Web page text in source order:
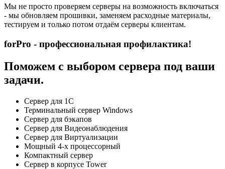
Мы не просто проверяем серверы на возможность включаться
- мы обновляем прошивки, заменяем расходные материалы,
тестируем и только потом отдаём серверы клиентам.
forPro - профессиональная профилактика!
Поможем с выбором сервера под ваши
задачи.
Сервер для 1С
Терминальный сервер Windows
Сервер для бэкапов
Сервер для Видеонаблюдения
Сервер для Виртуализации
Мощный 4-х процессорный
Компактный сервер
Сервер в корпусе Tower